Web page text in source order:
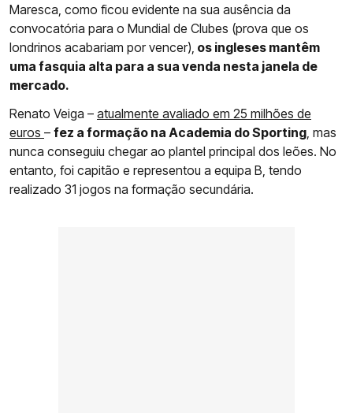
Maresca, como ficou evidente na sua ausência da
convocatória para o Mundial de Clubes (prova que os
londrinos acabariam por vencer), os ingleses mantêm
uma fasquia alta para a sua venda nesta janela de
mercado.
Renato Veiga – atualmente avaliado em 25 milhões de
euros – fez a formação na Academia do Sporting, mas
nunca conseguiu chegar ao plantel principal dos leões. No
entanto, foi capitão e representou a equipa B, tendo
realizado 31 jogos na formação secundária.